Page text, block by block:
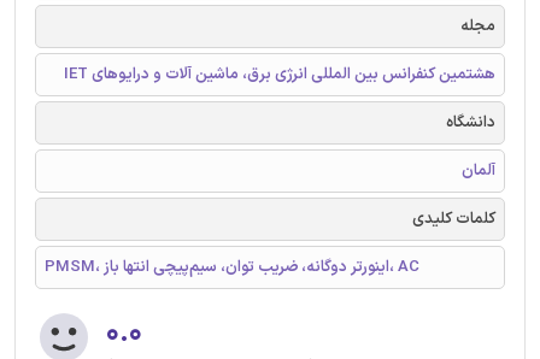
مجله
هشتمین کنفرانس بین المللی انرژی برق، ماشین آلات و درایوهای IET
دانشگاه
آلمان
کلمات کلیدی
PMSM، اینورتر دوگانه، ضریب توان، سیم‌پیچی انتها باز، AC
۰.۰